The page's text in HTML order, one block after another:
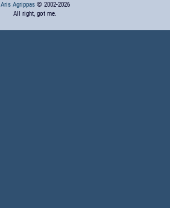
Aris Agrippas© 2002-2026
All right, got me.